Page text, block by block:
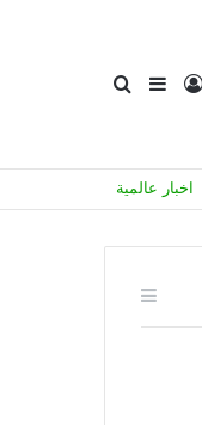
عن
إضافة
عمود
تسجيل
الدخول
اخبار عالمية